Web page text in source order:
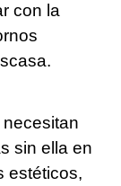
con la
sin ella en
estéticos,